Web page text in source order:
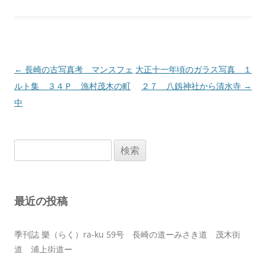
投
稿
ナ
ン
← 長崎の古写真考 マンスフェ
ルト集 ３４Ｐ 漁村茂木の町
中
大正十一年頃のガラス写真 １
２７ 八釼神社から清水寺 →
索:
最近の投稿
季刊誌 樂（らく）ra-ku 59号 長崎の道ーみさき道 茂木街
道 浦上街道ー